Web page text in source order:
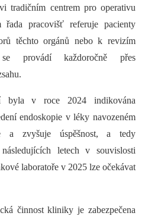
tradičním centrem pro operativu
pracovišť referuje pacienty
těchto orgánů nebo k revizím
provádí každoročně přes
byla v roce 2024 indikována
endoskopie v léky navozeném
a zvyšuje úspěšnost, a tedy
letech v souvislosti
laboratoře v 2025 lze očekávat
činnost kliniky je zabezpečena